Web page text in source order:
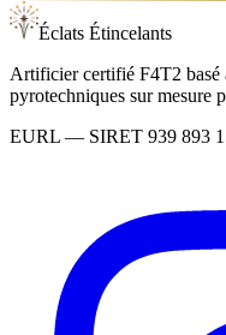
Éclats Étincelants
Artificier certifié F4T2 basé
pyrotechniques sur mesure
EURL — SIRET 939 893